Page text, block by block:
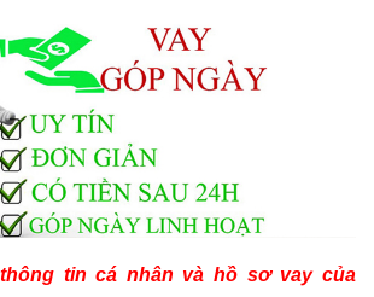
tin cá nhân và hồ sơ vay của